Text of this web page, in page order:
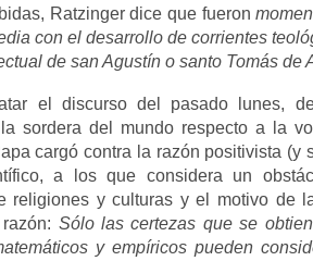
Ratzinger dice que fueron
con el desarrollo de corrientes
de san Agustín o santo Tomás de
el discurso del pasado lunes,
sordera del mundo respecto a la
cargó contra la razón positivista (y
a los que considera un
religiones y culturas y el motivo de
Sólo las certezas que se
y empíricos pueden